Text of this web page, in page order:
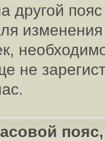
другой
изменения
не